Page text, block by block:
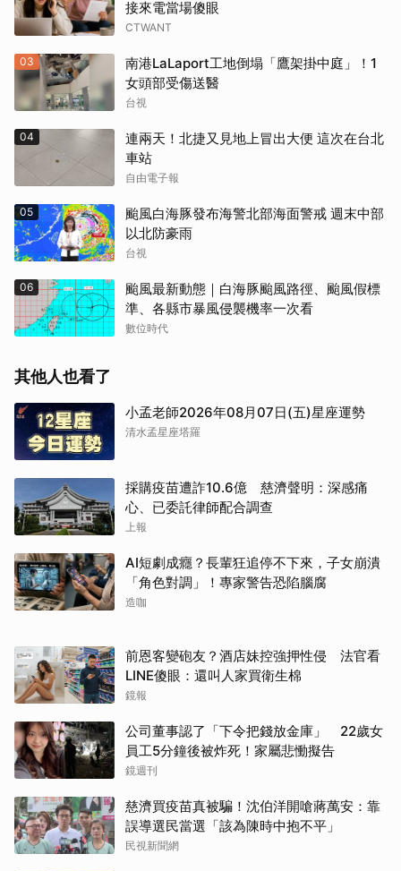
接來電當場傻眼
CTWANT
03
南港LaLaport工地倒塌「鷹架掛中庭」！1
女頭部受傷送醫
台視
04
連兩天！北捷又見地上冒出大便 這次在台北
車站
自由電子報
05
颱風白海豚發布海警北部海面警戒 週末中部
以北防豪雨
台視
06
颱風最新動態｜白海豚颱風路徑、颱風假標
準、各縣市暴風侵襲機率一次看
數位時代
其他人也看了
小孟老師2026年08月07日(五)星座運勢
清水孟星座塔羅
採購疫苗遭詐10.6億 慈濟聲明：深感痛
心、已委託律師配合調查
上報
AI短劇成癮？長輩狂追停不下來，子女崩潰
「角色對調」！專家警告恐陷腦腐
造咖
前恩客變砲友？酒店妹控強押性侵 法官看
LINE傻眼：還叫人家買衛生棉
鏡報
公司董事認了「下令把錢放金庫」 22歲女
員工5分鐘後被炸死！家屬悲慟擬告
鏡週刊
慈濟買疫苗真被騙！沈伯洋開嗆蔣萬安：靠
誤導選民當選「該為陳時中抱不平」
民視新聞網